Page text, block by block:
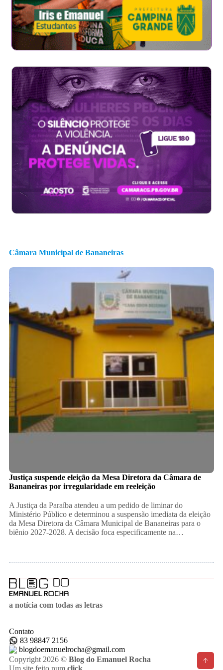
Câmara Municipal de Bananeiras
Justiça suspende eleição da Mesa Diretora da Câmara de
Bananeiras por irregularidade em reeleição
A Justiça da Paraíba atendeu a um pedido de liminar do
Ministério Público e determinou a suspensão imediata da eleição
da Mesa Diretora da Câmara Municipal de Bananeiras para o
biênio 2027-2028. A decisão foca especificamente na…
a notícia com todas as letras
Contato
83 98847 2156
blogdoemanuelrocha@gmail.com
Copyright 2026 © Blog do Emanuel Rocha
Um site feito num click